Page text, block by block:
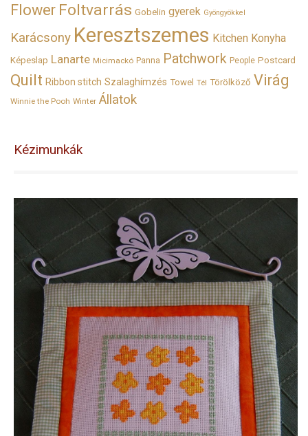
Flower Foltvarrás Gobelin gyerek Gyöngyökkel
Karácsony Keresztszemes Kitchen Konyha
Képeslap Lanarte Micimackó Panna Patchwork People Postcard
Quilt Ribbon stitch Szalaghímzés Towel Tél Törölköző Virág
Winnie the Pooh Winter Állatok
Kézimunkák